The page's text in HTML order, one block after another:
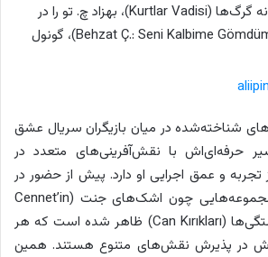
آشیانه گرگ‌ها (Kurtlar Vadisi)، بهزاد چ. تو را در
قلبم دفن کردم (Behzat Ç.: Seni Kalbime Gömdüm)، گونول
aliipin
شناخته‌شده در میان بازیگران سریال عشق
با نقش‌آفرینی‌های متعدد در
تجربه و عمق اجرایی او دارد. پیش از حضور در
عشق و اشک، او در مجموعه‌هایی چون اشک‌های جنت (Cennet’in
Gözyaslari) و دلشکستگی‌ها (Can Kırıkları) ظاهر شده است که هر
در پذیرش نقش‌های متنوع هستند. همین